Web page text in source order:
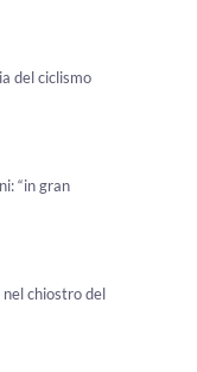
del ciclismo
“in gran
chiostro del